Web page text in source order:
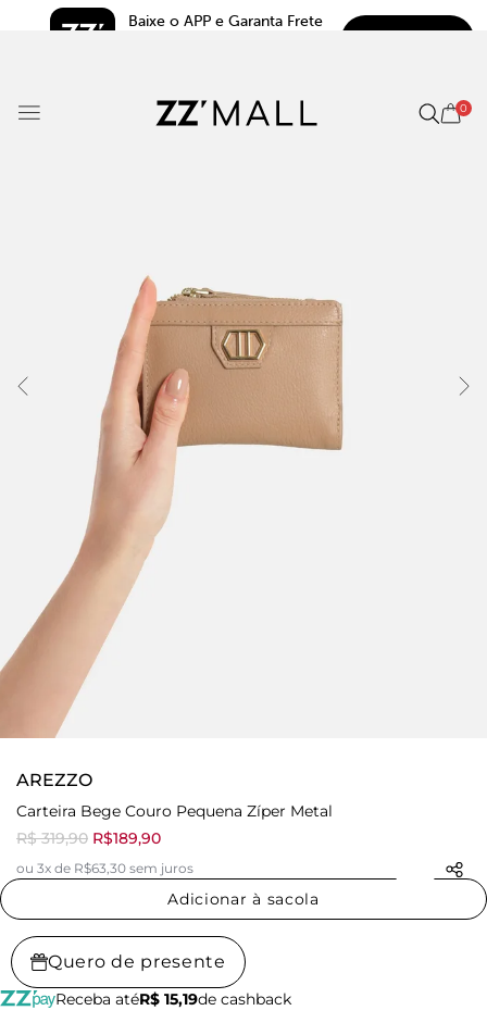
Baixe o APP e Garanta Frete
0
AREZZO
Carteira Bege Couro Pequena Zíper Metal
R$ 319,90 R$189,90
ou 3x de R$63,30 sem juros
Adicionar à sacola
Quero de presente
Receba atéR$ 15,19de cashback